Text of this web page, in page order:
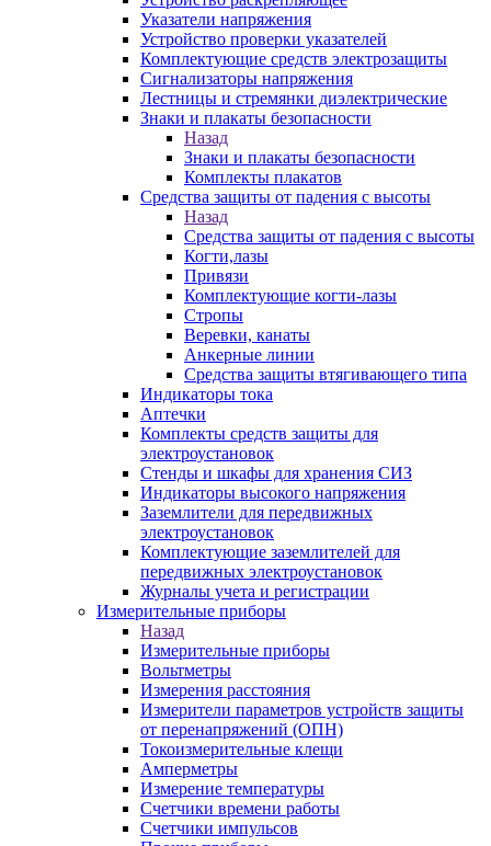
Указатели напряжения
Устройство проверки указателей
Комплектующие средств электрозащиты
Сигнализаторы напряжения
Лестницы и стремянки диэлектрические
Знаки и плакаты безопасности
Назад
Знаки и плакаты безопасности
Комплекты плакатов
Средства защиты от падения с высоты
Назад
Средства защиты от падения с высоты
Когти,лазы
Привязи
Комплектующие когти-лазы
Стропы
Веревки, канаты
Анкерные линии
Средства защиты втягивающего типа
Индикаторы тока
Аптечки
Комплекты средств защиты для
электроустановок
Стенды и шкафы для хранения СИЗ
Индикаторы высокого напряжения
Заземлители для передвижных
электроустановок
Комплектующие заземлителей для
передвижных электроустановок
Журналы учета и регистрации
Измерительные приборы
Назад
Измерительные приборы
Вольтметры
Измерения расстояния
Измерители параметров устройств защиты
от перенапряжений (ОПН)
Токоизмерительные клещи
Амперметры
Измерение температуры
Счетчики времени работы
Счетчики импульсов